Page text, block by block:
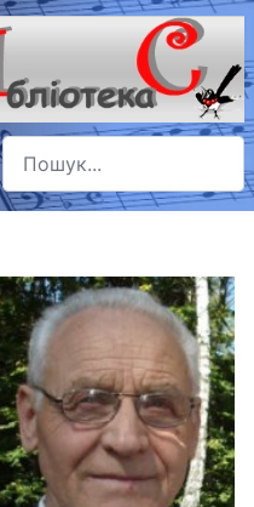
Пошук
Type 2 or more characters